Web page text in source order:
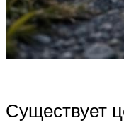
Существует